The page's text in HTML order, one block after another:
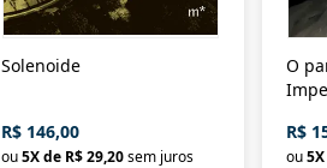
Solenoide
R$ 146,00
ou5X de R$ 29,20sem juros
O
R$
ou5